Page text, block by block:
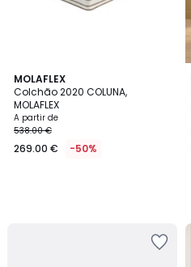
MOLAFLEX
Colchão 2020 COLUNA,
MOLAFLEX
A partir de
538.00 €
269.00 € -50%